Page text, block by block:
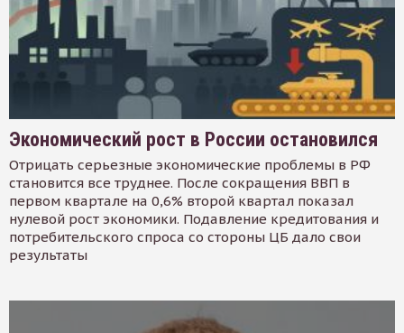
Экономический рост в России остановился
Отрицать серьезные экономические проблемы в РФ
становится все труднее. После сокращения ВВП в
первом квартале на 0,6% второй квартал показал
нулевой рост экономики. Подавление кредитования и
потребительского спроса со стороны ЦБ дало свои
результаты